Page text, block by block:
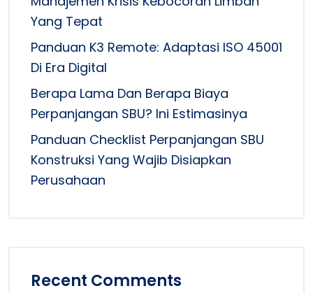
Yang Tepat
Panduan K3 Remote: Adaptasi ISO 45001
Di Era Digital
Berapa Lama Dan Berapa Biaya
Perpanjangan SBU? Ini Estimasinya
Panduan Checklist Perpanjangan SBU
Konstruksi Yang Wajib Disiapkan
Perusahaan
Recent Comments